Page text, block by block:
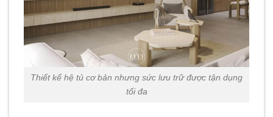
Thiết kế hệ tủ cơ bản nhưng sức lưu trữ được tận dụng
tối đa